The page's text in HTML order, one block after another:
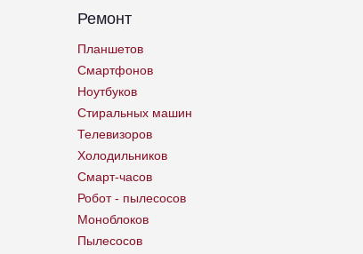
Ремонт
Планшетов
Смартфонов
Ноутбуков
Стиральных машин
Телевизоров
Холодильников
Смарт-часов
Робот - пылесосов
Моноблоков
Пылесосов